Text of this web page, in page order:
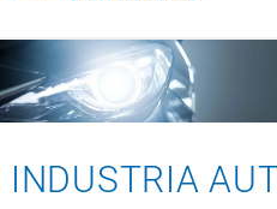
INDUSTRIA